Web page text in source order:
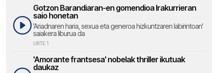
Gotzon Barandiaran-en gomendioa Irakurrieran
saio honetan
'Ariadnaren haria, sexua eta generoa hizkuntzaren labirintoan'
saiakera liburua da
URTE 1
'Amorante frantsesa' nobelak thriller ikutuak
daukaz